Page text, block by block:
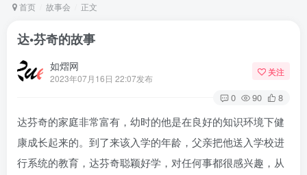
首页 故事会 正文
达•芬奇的故事
如熠网
2023年07月16日 22:07发布
关注
0 90 8
达芬奇的家庭非常富有，幼时的他是在良好的知识环境下健
康成长起来的。到了来该入学的年龄，父亲把他送入学校进
行系统的教育，达芬奇聪颖好学，对任何事都很感兴趣，从